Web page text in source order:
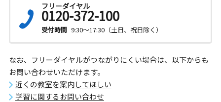
フリーダイヤル
0120-372-100
受付時間 9:30～17:30（土日、祝日除く）
なお、フリーダイヤルがつながりにくい場合は、以下からも
お問い合わせいただけます。
近くの教室を案内してほしい
学習に関するお問い合わせ